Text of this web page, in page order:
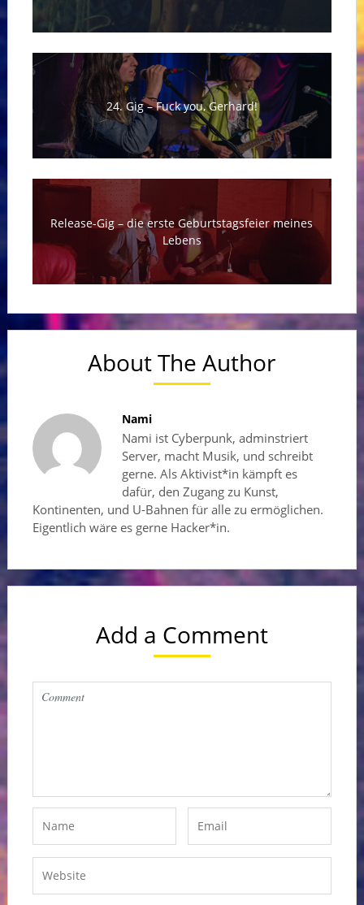
24. Gig – Fuck you, Gerhard!
Release-Gig – die erste Geburtstagsfeier meines
Lebens
About The Author
Nami
Nami ist Cyberpunk, adminstriert
Server, macht Musik, und schreibt
gerne. Als Aktivist*in kämpft es
dafür, den Zugang zu Kunst,
Kontinenten, und U-Bahnen für alle zu ermöglichen.
Eigentlich wäre es gerne Hacker*in.
Add a Comment